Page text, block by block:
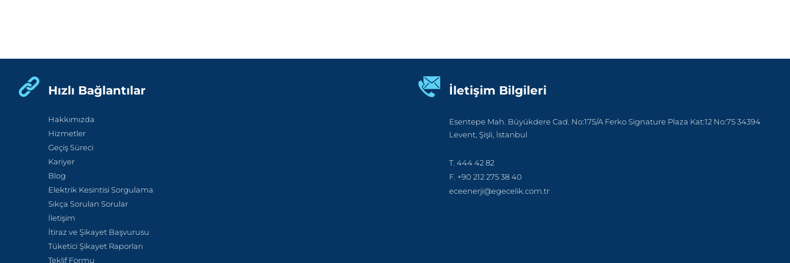
Hızlı Bağlantılar
Hakkımızda
Hizmetler
Geçiş Süreci
Kariyer
Blog
Elektrik Kesintisi Sorgulama
Sıkça Sorulan Sorular
İletişim
İtiraz ve Şikayet Başvurusu
Tüketici Şikayet Raporları
Teklif Formu
İletişim Bilgileri
Esentepe Mah. Büyükdere Cad. No:175/A Ferko Signature Plaza Kat:12 No:75 34394
Levent, Şişli, İstanbul
T. 444 42 82
F. +90 212 275 38 40
eceenerji@egecelik.com.tr